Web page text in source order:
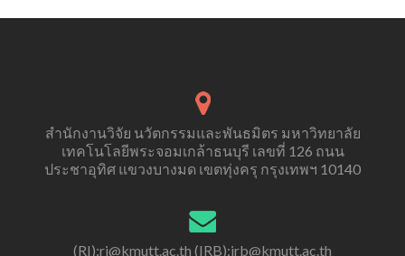
สำนักงานวิจัย นวัตกรรมและพันธมิตร มหาวิทยาลัย
เทคโนโลยีพระจอมเกล้าธนบุรี เลขที่ 126 ถนน
ประชาอุทิศ แขวงบางมด เขตทุ่งครุ กรุงเทพฯ 10140
(RI):ri@kmutt.ac.th (IRB):irb@kmutt.ac.th